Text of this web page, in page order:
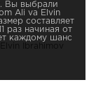
Вы выбрали
Ali va Elvin
составляет
раз начиная от
каждому шанс
Elvin Ibrahimov